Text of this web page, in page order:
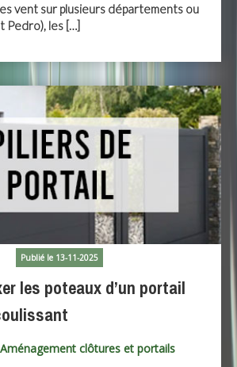
vent sur plusieurs départements ou
Pedro), les […]
Publié le 13-11-2025
les poteaux d’un portail
Aménagement clôtures et portails